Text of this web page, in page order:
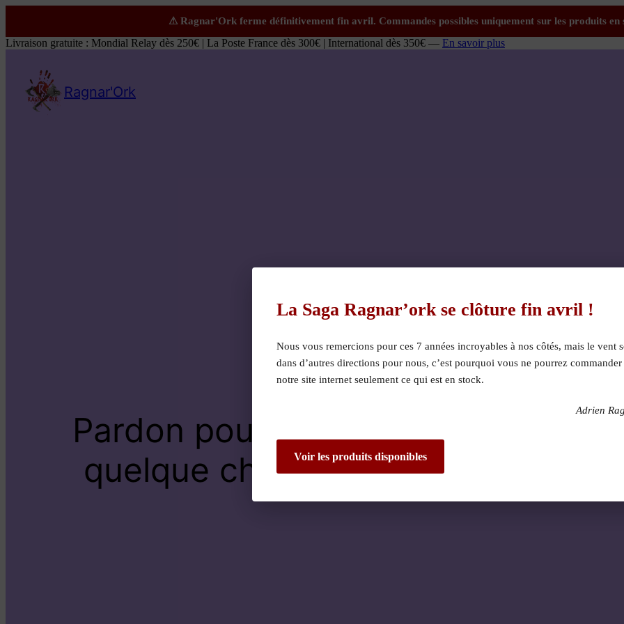
Livraison gratuite : Mondial Relay dès 250€ | La Poste France dès 300€ | International dès 350€ — En savoir plus
Ragnar'Ork
Pardon pour le dérangement !
quelque chose de fantastique –
La Saga Ragnar’ork se clôture fin avril !
Nous vous remercions pour ces 7 années incroyables à nos côtés, mais le vent
dans d’autres directions pour nous, c’est pourquoi vous ne pourrez
notre site internet seulement ce qui est en stock.
Adrien
Voir les produits disponibles